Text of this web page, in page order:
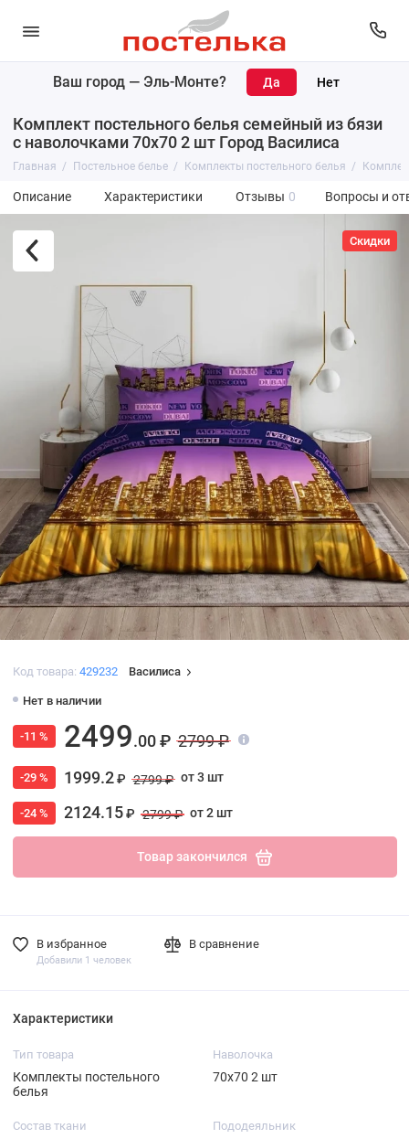
Ваш город — Эль-Монте?
Комплект постельного белья семейный из бязи
с наволочками 70х70 2 шт Город Василиса
Главная Постельное белье Комплекты постельного белья
Описание Характеристики Отзывы 0 Вопросы и
Скидки
Код товара: 429232 Василиса
Нет в наличии
-11 % 2499.00 ₽ 2799 ₽
-29 % 1999.2₽ 2799 ₽ от 3 шт
-24 % 2124.15₽ 2799 ₽ от 2 шт
Товар закончился
В избранное
Добавили 1 человек
В сравнение
Характеристики
Тип товара
Комплекты постельного
белья
Наволочка
70х70 2 шт
Состав ткани Пододеяльник